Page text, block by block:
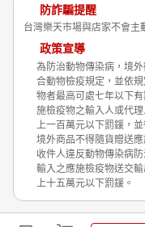
防詐騙提醒
台灣樂天市場與店家不會主
政策宣導
為防治動物傳染病，境
合動物檢疫規定，並依
物者最高可處七年以下
施檢疫物之輸入人或代
上一百萬元以下罰鍰，
境外商品不得隨貨贈送應
收件人違反動物傳染病
輸入之應施檢疫物送交
上十五萬元以下罰鍰。
Shopping is